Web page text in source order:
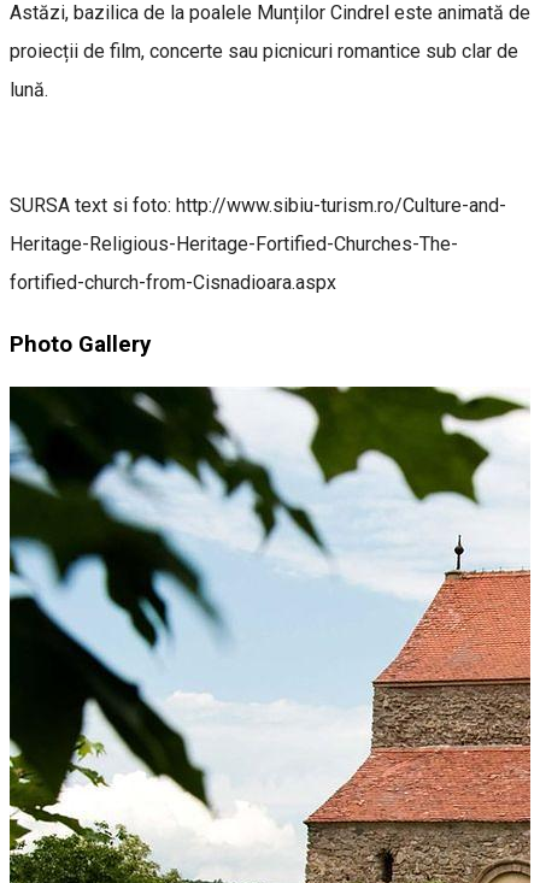
Astăzi, bazilica de la poalele Munților Cindrel este animată de
proiecții de film, concerte sau picnicuri romantice sub clar de
lună.
SURSA text si foto: http://www.sibiu-turism.ro/Culture-and-
Heritage-Religious-Heritage-Fortified-Churches-The-
fortified-church-from-Cisnadioara.aspx
Photo Gallery